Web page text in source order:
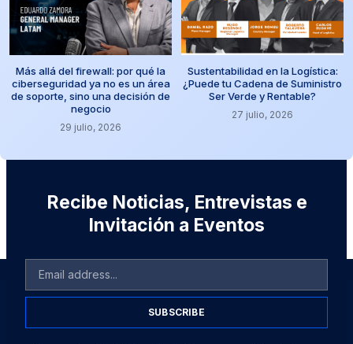
Más allá del firewall: por qué la
ciberseguridad ya no es un área
de soporte, sino una decisión de
negocio
29 julio, 2026
Sustentabilidad en la Logística:
¿Puede tu Cadena de Suministro
Ser Verde y Rentable?
27 julio, 2026
Recibe Noticias, Entrevistas e
Invitación a Eventos
SUBSCRIBE